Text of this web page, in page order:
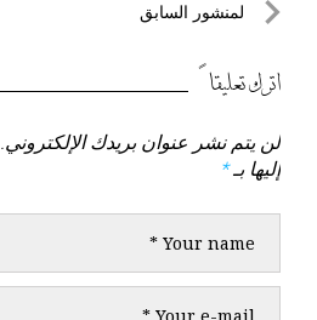
تصفّحلمنشور السابق
السابق
اترك تعليقاً
لن يتم نشر عنوان بريدك الإلكتروني.
إليها بـ*